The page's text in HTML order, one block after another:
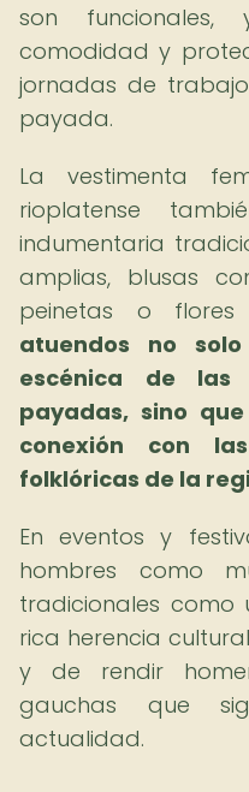
son funcionales,
comodidad y
jornadas de
payada.
La vestimenta
rioplatense
indumentaria
amplias, blusas
peinetas o
atuendos no
escénica de las
payadas, sino
conexión con
folklóricas de la
En eventos y
hombres como
tradicionales
rica herencia
y de rendir
gauchas que
actualidad.